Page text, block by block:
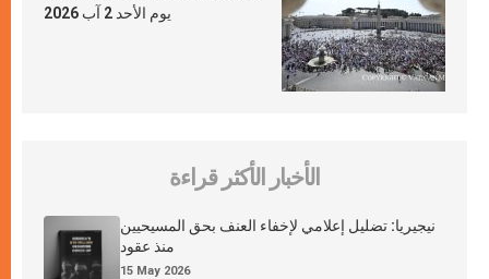
يوم الأحد 2 آب 2026
الأخبار الأكثر قراءة
نيجيريا: تضليل إعلامي لإخفاء العنف بحق المسيحيين
منذ عقود
15 May 2026